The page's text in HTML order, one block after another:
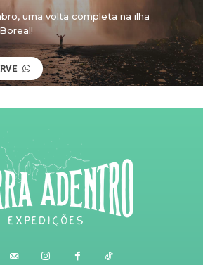
uma volta completa na ilha